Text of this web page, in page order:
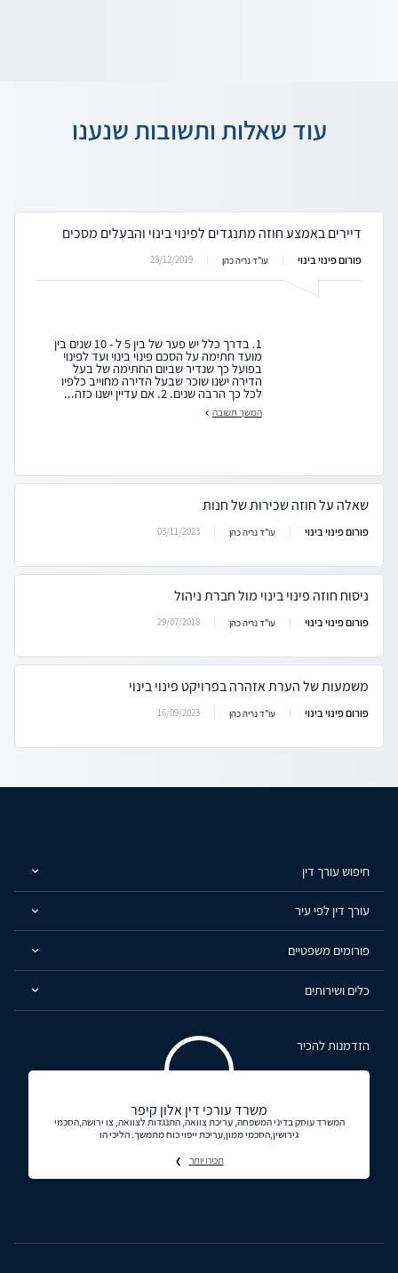
עוד שאלות ותשובות שנענו
דיירים באמצע חוזה מתנגדים לפינוי בינוי והבעלים מסכים
פורום פינוי בינוי עו"ד נריה כהן 23/12/2019
1. בדרך כלל יש פער של בין 5 ל - 10 שנים בין
מועד חתימה על הסכם פינוי בינוי ועד לפינוי
בפועל כך שנדיר שביום החתימה של בעל
הדירה ישנו שוכר שבעל הדירה מחוייב כלפיו
לכל כך הרבה שנים. 2. אם עדיין ישנו כזה...
המשך תשובה
שאלה על חוזה שכירות של חנות
פורום פינוי בינוי עו"ד נריה כהן 03/11/2023
ניסוח חוזה פינוי בינוי מול חברת ניהול
פורום פינוי בינוי עו"ד נריה כהן 29/07/2018
משמעות של הערת אזהרה בפרויקט פינוי בינוי
פורום פינוי בינוי עו"ד נריה כהן 16/09/2023
חיפוש עורך דין
עורך דין לפי עיר
פורומים משפטיים
כלים ושירותים
הזדמנות להכיר
משרד עורכי דין אלון קיפר
המשרד עוסק בדיני המשפחה, עריכת צוואה, התנגדות לצוואה, צו ירושה,הסכמי
גירושין,הסכמי ממון,עריכת ייפוי כוח מתמשך. הליכי הו
תכירו יותר